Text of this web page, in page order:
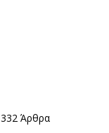
332 Άρθρα